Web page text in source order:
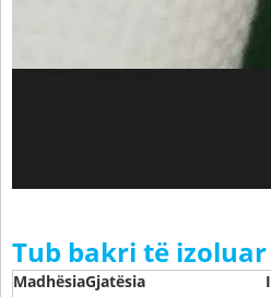
Tub bakri të izoluar
MadhësiaGjatësia